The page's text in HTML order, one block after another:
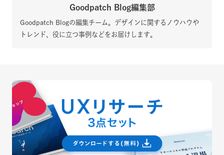
Goodpatch Blog編集部
Goodpatch Blogの編集チーム。デザインに関するノウハウや
トレンド、役に立つ事例などをお届けします。